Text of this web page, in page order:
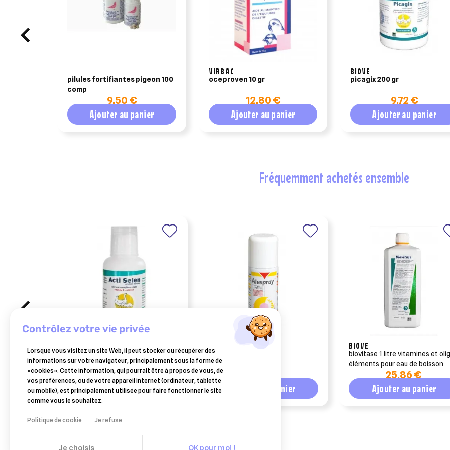
pilules fortifiantes pigeon 100
comp
9,50 €
Ajouter au panier
VIRBAC
oceproven 10 gr
12,80 €
Ajouter au panier
BIOVE
picagix 200 gr
9,72 €
Ajouter au panier
fréquemment achetés ensemble
BIOVE
acti selen complément vitaminé
en vit e et selenium 125 ml
8,20 €
Ajouter au panier
VÉTOQUINOL
aluspray 210 ml
Ajouter au panier
BIOVE
biovitase 1 litre vitamines et
éléments pour eau de boisson
25,86 €
Ajouter au panier
contrôlez votre vie privée
Lorsque vous visitez un site Web, il peut stocker ou récupérer des
informations sur votre navigateur, principalement sous la forme de
«cookies». Cette information, qui pourrait être à propos de vous, de
vos préférences, ou de votre appareil internet (ordinateur, tablette
ou mobile), est principalement utilisée pour faire fonctionner le site
comme vous le souhaitez.
Politique de cookie Je refuse
Je choisis OK pour moi !